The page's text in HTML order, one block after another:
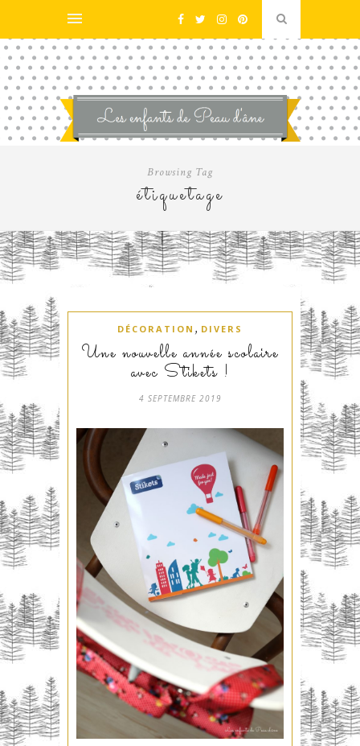
Browsing Tag
étiquetage
DÉCORATION , DIVERS
Une nouvelle année scolaire
avec Stikets !
4 SEPTEMBRE 2019